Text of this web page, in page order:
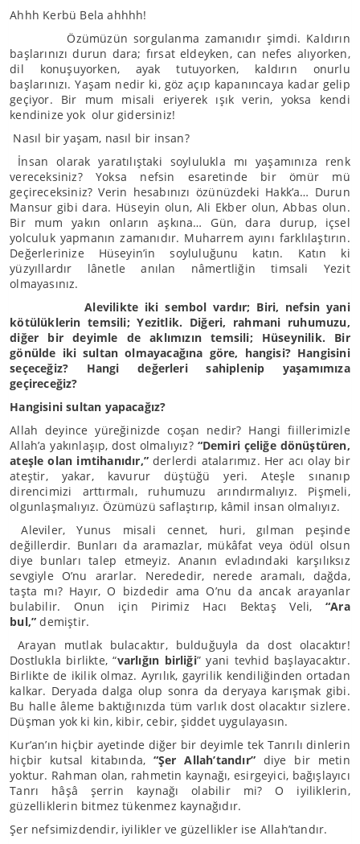
Ahhh Kerbü Bela ahhhh!
Özümüzün sorgulanma zamanıdır şimdi. Kaldırın
başlarınızı durun dara; fırsat eldeyken, can nefes alıyorken,
dil konuşuyorken, ayak tutuyorken, kaldırın onurlu
başlarınızı. Yaşam nedir ki, göz açıp kapanıncaya kadar gelip
geçiyor. Bir mum misali eriyerek ışık verin, yoksa kendi
kendinize yok olur gidersiniz!
Nasıl bir yaşam, nasıl bir insan?
İnsan olarak yaratılıştaki soylulukla mı yaşamınıza renk
vereceksiniz? Yoksa nefsin esaretinde bir ömür mü
geçireceksiniz? Verin hesabınızı özünüzdeki Hakk’a… Durun
Mansur gibi dara. Hüseyin olun, Ali Ekber olun, Abbas olun.
Bir mum yakın onların aşkına… Gün, dara durup, içsel
yolculuk yapmanın zamanıdır. Muharrem ayını farklılaştırın.
Değerlerinize Hüseyin’in soyluluğunu katın. Katın ki
yüzyıllardır lânetle anılan nâmertliğin timsali Yezit
olmayasınız.
Alevilikte iki sembol vardır; Biri, nefsin yani
kötülüklerin temsili; Yezitlik. Diğeri, rahmani ruhumuzu,
diğer bir deyimle de aklımızın temsili; Hüseynilik. Bir
gönülde iki sultan olmayacağına göre, hangisi? Hangisini
seçeceğiz? Hangi değerleri sahiplenip yaşamımıza
geçireceğiz?
Hangisini sultan yapacağız?
Allah deyince yüreğinizde coşan nedir? Hangi fiillerimizle
Allah’a yakınlaşıp, dost olmalıyız? “Demiri çeliğe dönüştüren,
ateşle olan imtihanıdır,”derlerdi atalarımız. Her acı olay bir
ateştir, yakar, kavurur düştüğü yeri. Ateşle sınanıp
direncimizi arttırmalı, ruhumuzu arındırmalıyız. Pişmeli,
olgunlaşmalıyız. Özümüzü saflaştırıp, kâmil insan olmalıyız.
Aleviler, Yunus misali cennet, huri, gılman peşinde
değillerdir. Bunları da aramazlar, mükâfat veya ödül olsun
diye bunları talep etmeyiz. Ananın evladındaki karşılıksız
sevgiyle O’nu ararlar. Nerededir, nerede aramalı, dağda,
taşta mı? Hayır, O bizdedir ama O’nu da ancak arayanlar
bulabilir. Onun için Pirimiz Hacı Bektaş Veli,“Ara
bul,” demiştir.
Arayan mutlak bulacaktır, bulduğuyla da dost olacaktır!
Dostlukla birlikte, “varlığın birliği” yani tevhid başlayacaktır.
Birlikte de ikilik olmaz. Ayrılık, gayrilik kendiliğinden ortadan
kalkar. Deryada dalga olup sonra da deryaya karışmak gibi.
Bu halle âleme baktığınızda tüm varlık dost olacaktır sizlere.
Düşman yok ki kin, kibir, cebir, şiddet uygulayasın.
Kur’an’ın hiçbir ayetinde diğer bir deyimle tek Tanrılı dinlerin
hiçbir kutsal kitabında, “Şer Allah’tandır” diye bir metin
yoktur. Rahman olan, rahmetin kaynağı, esirgeyici, bağışlayıcı
Tanrı hâşâ şerrin kaynağı olabilir mi? O iyiliklerin,
güzelliklerin bitmez tükenmez kaynağıdır.
Şer nefsimizdendir, iyilikler ve güzellikler ise Allah’tandır.